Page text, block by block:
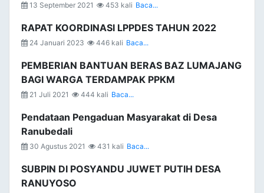
13 September 2021 453 kali Baca...
RAPAT KOORDINASI LPPDES TAHUN 2022
24 Januari 2023 446 kali Baca...
PEMBERIAN BANTUAN BERAS BAZ LUMAJANG
BAGI WARGA TERDAMPAK PPKM
21 Juli 2021 444 kali Baca...
Pendataan Pengaduan Masyarakat di Desa
Ranubedali
30 Agustus 2021 431 kali Baca...
SUBPIN DI POSYANDU JUWET PUTIH DESA
RANUYOSO